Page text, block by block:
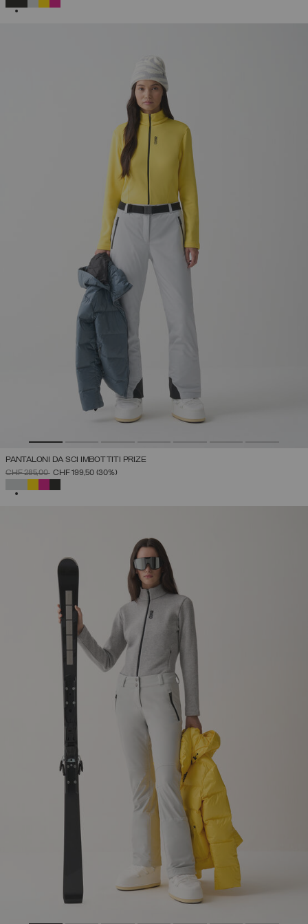
PANTALONI DA SCI IMBOTTITI PRIZE
PREZZO RIDOTTO DA
CHF 285,00ACHF 199,50 (30%)